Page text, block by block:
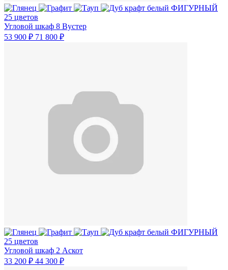
25 цветов
Угловой шкаф 8 Вустер
53 900 ₽ 71 800 ₽
25 цветов
Угловой шкаф 2 Аскот
33 200 ₽ 44 300 ₽